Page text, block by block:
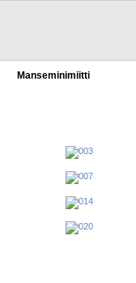
Manseminimiitti